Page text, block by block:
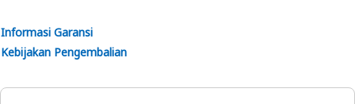
Informasi Garansi
Kebijakan Pengembalian